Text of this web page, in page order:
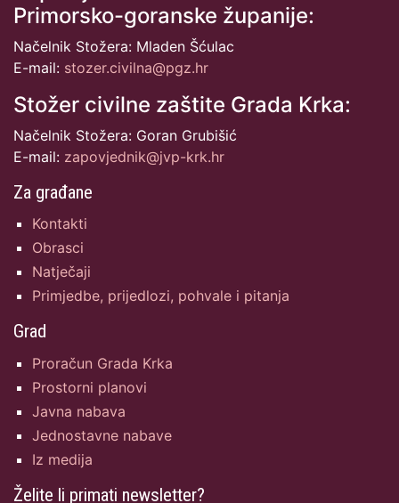
Primorsko-goranske županije:
Načelnik Stožera: Mladen Šćulac
E-mail: stozer.civilna@pgz.hr
Stožer civilne zaštite Grada Krka:
Načelnik Stožera: Goran Grubišić
E-mail: zapovjednik@jvp-krk.hr
Za građane
Kontakti
Obrasci
Natječaji
Primjedbe, prijedlozi, pohvale i pitanja
Grad
Proračun Grada Krka
Prostorni planovi
Javna nabava
Jednostavne nabave
Iz medija
Želite li primati newsletter?